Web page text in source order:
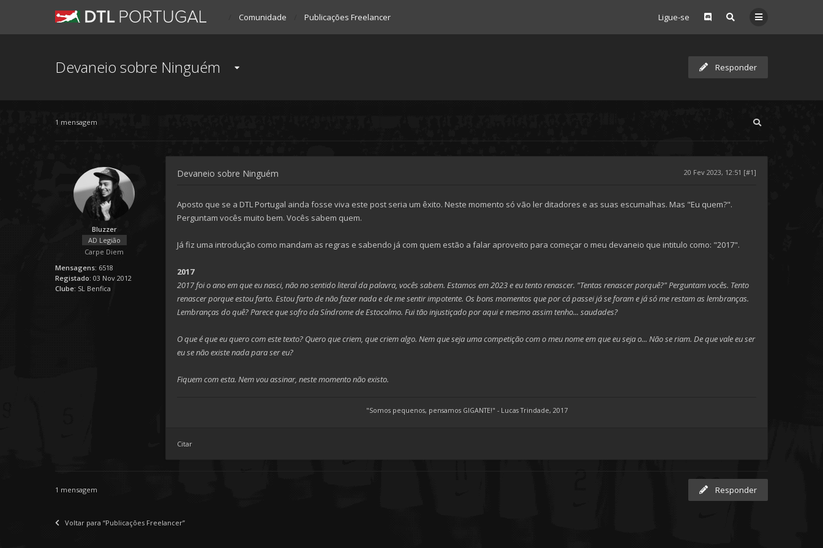
Ligue-se
Comunidade Publicações Freelancer
Devaneio sobre Ninguém Responder
1 mensagem
Bluzzer
AD Legião
Carpe Diem
Mensagens: 6518
Registado: 03 Nov 2012
Clube: SL Benfica
Devaneio sobre Ninguém 20 Fev 2023, 12:51 [#1]
Aposto que se a DTL Portugal ainda fosse viva este post seria um êxito. Neste momento só vão ler ditadores e as suas escumalhas. Mas "Eu quem?".
Perguntam vocês muito bem. Vocês sabem quem.
Já fiz uma introdução como mandam as regras e sabendo já com quem estão a falar aproveito para começar o meu devaneio que intitulo como: "2017".
2017
2017 foi o ano em que eu nasci, não no sentido literal da palavra, vocês sabem. Estamos em 2023 e eu tento renascer. "Tentas renascer porquê?" Perguntam vocês. Tento
renascer porque estou farto. Estou farto de não fazer nada e de me sentir impotente. Os bons momentos que por cá passei já se foram e já só me restam as lembranças.
Lembranças do quê? Parece que sofro da Síndrome de Estocolmo. Fui tão injustiçado por aqui e mesmo assim tenho... saudades?
O que é que eu quero com este texto? Quero que criem, que criem algo. Nem que seja uma competição com o meu nome em que eu seja o... Não se riam. De que vale eu ser
eu se não existe nada para ser eu?
Fiquem com esta. Nem vou assinar, neste momento não existo.
"Somos pequenos, pensamos GIGANTE!" - Lucas Trindade, 2017
Citar
1 mensagem Responder
Voltar para “Publicações Freelancer”